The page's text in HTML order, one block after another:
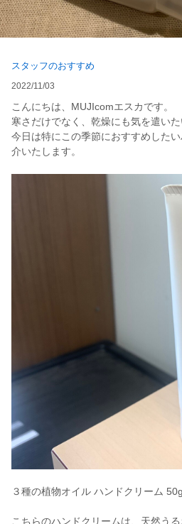
スタッフのおすすめ
2022/11/03
こんにちは、MUJIcomエスカです。
寒さだけでなく、乾燥にも気を遣いた
今日は特にこの季節におすすめした
介いたします。
３種の植物オイル ハンドクリーム
こちらのハンドクリームは、天然う